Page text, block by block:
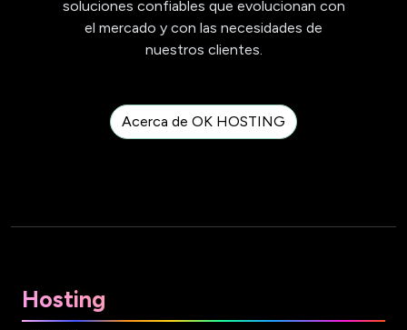
soluciones confiables que evolucionan con
el mercado y con las necesidades de
nuestros clientes.
Acerca de OK HOSTING
Hosting